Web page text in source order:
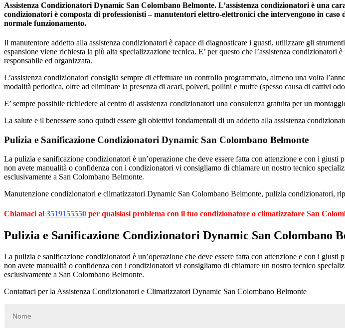
Assistenza Condizionatori Dynamic San Colombano Belmonte. L’assistenza condizionatori è una
condizionatori è composta di professionisti – manutentori elettro-elettronici che intervengono in
normale funzionamento.
Il manutentore addetto alla assistenza condizionatori è capace di diagnosticare i guasti, utilizzare gli
espansione viene richiesta la più alta specializzazione tecnica. E’ per questo che l’assistenza
responsabile ed organizzata.
L’assistenza condizionatori consiglia sempre di effettuare un controllo programmato, almeno una volta
modalità periodica, oltre ad eliminare la presenza di acari, polveri, pollini e muffe (spesso causa di cattivi
E’ sempre possibile richiedere al centro di assistenza condizionatori una consulenza gratuita per un
La salute e il benessere sono quindi essere gli obiettivi fondamentali di un addetto alla assistenza
Pulizia e Sanificazione Condizionatori Dynamic San Colombano Belmonte
La pulizia e sanificazione condizionatori è un’operazione che deve essere fatta con attenzione e con i
non avete manualità o confidenza con i condizionatori vi consigliamo di chiamare un nostro tecnico
esclusivamente a San Colombano Belmonte.
Manutenzione condizionatori e climatizzatori Dynamic San Colombano Belmonte, pulizia condizionatori,
Chiamaci al 3519155550 per qualsiasi problema con il tuo condizionatore o climatizzatore San
Pulizia e Sanificazione Condizionatori Dynamic San Colombano
La pulizia e sanificazione condizionatori è un’operazione che deve essere fatta con attenzione e con i
non avete manualità o confidenza con i condizionatori vi consigliamo di chiamare un nostro tecnico
esclusivamente a San Colombano Belmonte.
Contattaci per la Assistenza Condizionatori e Climatizzatori Dynamic San Colombano Belmonte